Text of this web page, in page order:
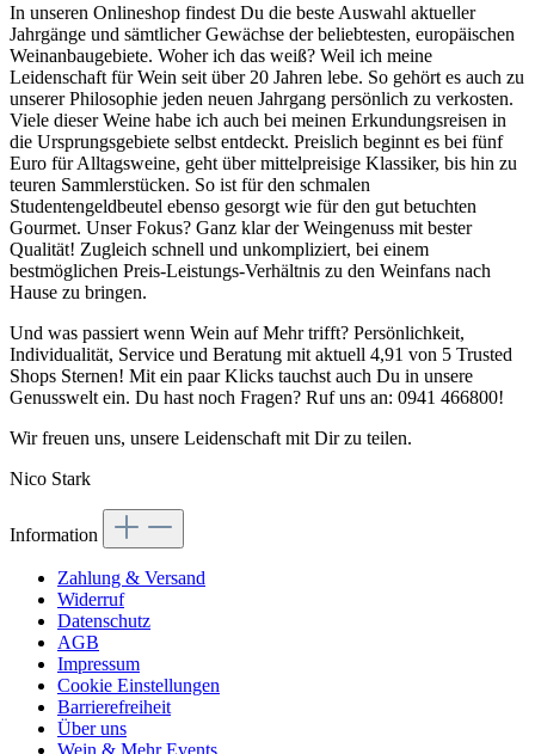
In unseren Onlineshop findest Du die beste Auswahl aktueller
Jahrgänge und sämtlicher Gewächse der beliebtesten, europäischen
Weinanbaugebiete. Woher ich das weiß? Weil ich meine
Leidenschaft für Wein seit über 20 Jahren lebe. So gehört es auch zu
unserer Philosophie jeden neuen Jahrgang persönlich zu verkosten.
Viele dieser Weine habe ich auch bei meinen Erkundungsreisen in
die Ursprungsgebiete selbst entdeckt. Preislich beginnt es bei fünf
Euro für Alltagsweine, geht über mittelpreisige Klassiker, bis hin zu
teuren Sammlerstücken. So ist für den schmalen
Studentengeldbeutel ebenso gesorgt wie für den gut betuchten
Gourmet. Unser Fokus? Ganz klar der Weingenuss mit bester
Qualität! Zugleich schnell und unkompliziert, bei einem
bestmöglichen Preis-Leistungs-Verhältnis zu den Weinfans nach
Hause zu bringen.
Und was passiert wenn Wein auf Mehr trifft? Persönlichkeit,
Individualität, Service und Beratung mit aktuell 4,91 von 5 Trusted
Shops Sternen! Mit ein paar Klicks tauchst auch Du in unsere
Genusswelt ein. Du hast noch Fragen? Ruf uns an: 0941 466800!
Wir freuen uns, unsere Leidenschaft mit Dir zu teilen.
Nico Stark
Information
Zahlung & Versand
Widerruf
Datenschutz
AGB
Impressum
Cookie Einstellungen
Barrierefreiheit
Über uns
Wein & Mehr Events